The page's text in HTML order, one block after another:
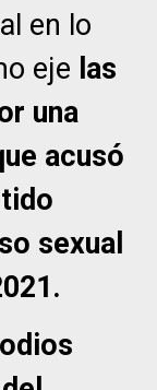
en lo
eje las
una
acusó
sexual